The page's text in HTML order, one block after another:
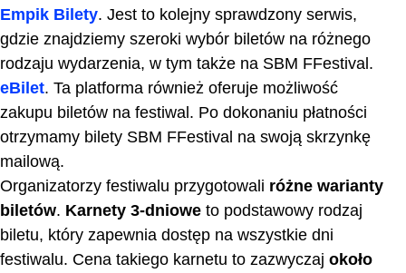
Empik Bilety. Jest to kolejny sprawdzony serwis,
gdzie znajdziemy szeroki wybór biletów na różnego
rodzaju wydarzenia, w tym także na SBM FFestival.
eBilet. Ta platforma również oferuje możliwość
zakupu biletów na festiwal. Po dokonaniu płatności
otrzymamy bilety SBM FFestival na swoją skrzynkę
mailową.
Organizatorzy festiwalu przygotowali różne warianty
biletów. Karnety 3-dniowe to podstawowy rodzaj
biletu, który zapewnia dostęp na wszystkie dni
festiwalu. Cena takiego karnetu to zazwyczaj około